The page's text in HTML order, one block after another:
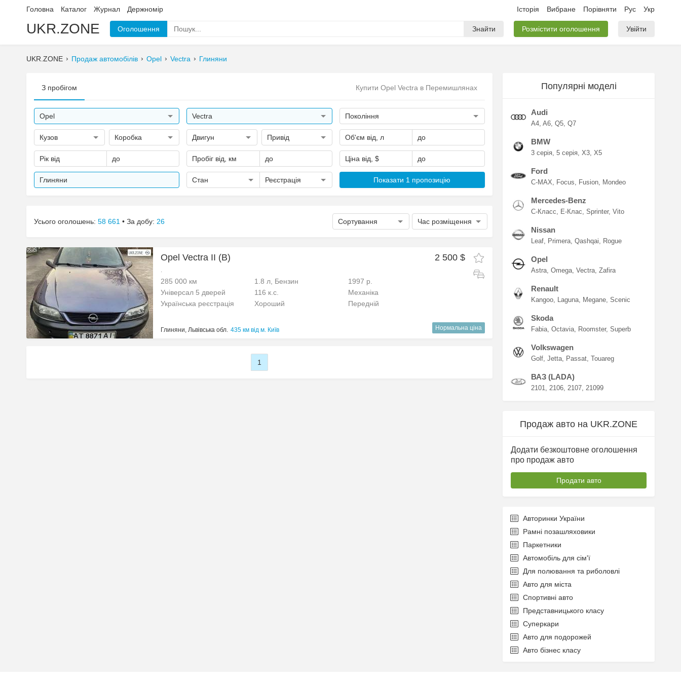
Головна Каталог Журнал Держномір Історія Вибране Порівняти Рус Укр
UKR.ZONE Оголошення Знайти Розмістити оголошення Увійти
UKR.ZONE Продаж автомобілів Opel Vectra Глиняни
З пробігом Купити Opel Vectra в Перемишлянах
Opel Vectra Покоління
Кузов Коробка Двигун Привід Об'єм від, л до
Рік від до Пробіг від, км до Ціна від, $ до
Глиняни Стан Реєстрація Показати 1 пропозицію
Усього оголошень: 58 661 • За добу: 26 Сортування Час розміщення
Opel Vectra II (B) 2 500 $
.
285 000 км 1.8 л, Бензин
1997 р.
Універсал 5 дверей
116 к.с.
Механіка
Українська реєстрація
Хороший Передній
Глиняни, Львівська обл. 435 км від м. Київ Нормальна ціна
1
Популярні моделі
Audi
A4 A6 Q5 Q7
BMW
3 серія 5 серія X3 X5
Ford
C-MAX Focus Fusion Mondeo
Mercedes-Benz
C-Класс E-Клас Sprinter Vito
Nissan
Leaf Primera Qashqai Rogue
Opel
Astra Omega Vectra Zafira
Renault
Kangoo Laguna Megane Scenic
Skoda
Fabia Octavia Roomster Superb
Volkswagen
Golf Jetta Passat Touareg
ВАЗ (LADA)
2101 2106 2107 21099
Продаж авто на UKR.ZONE
Додати безкоштовне оголошення
про продаж авто
Продати авто
Авторинки України
Рамні позашляховики
Паркетники
Автомобіль для сім'ї
Для полювання та риболовлі
Авто для міста
Спортивні авто
Представницького класу
Суперкари
Авто для подорожей
Авто бізнес класу